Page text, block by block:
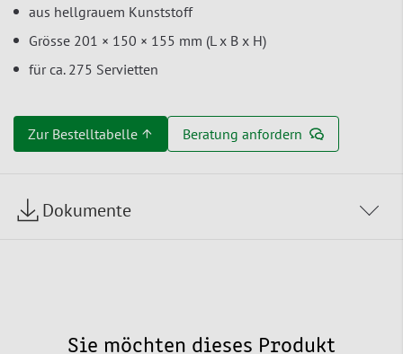
aus hellgrauem Kunststoff
Grösse 201 × 150 × 155 mm (L x B x H)
für ca. 275 Servietten
Zur Bestelltabelle ↑ Beratung anfordern
Dokumente
Sie möchten dieses Produkt